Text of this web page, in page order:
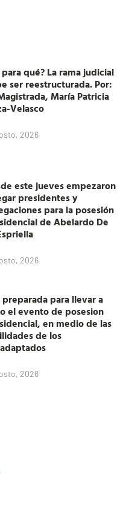
para qué? La rama judicial
ser reestructurada. Por:
María Patricia
Velasco
2026
este jueves empezaron
presidentes y
para la posesión
de Abelardo De
2026
preparada para llevar a
el evento de posesion
en medio de las
de los
2026